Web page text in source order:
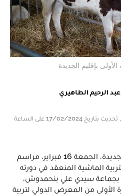
بإقليم الجديدة
عبد الرحيم الطاهيري
في 17/02/2024 على الساعة 11:15, تحديث بتاريخ 17/02/2024 على الساعة
ترأس عامل إقليم الجديدة، الجمعة 16 فبراير، مراسم
الماشية المنعقد في دورته
بجماعة سيدي علي بنحمدوش،
الأولى من المعرض الدولي لتربية